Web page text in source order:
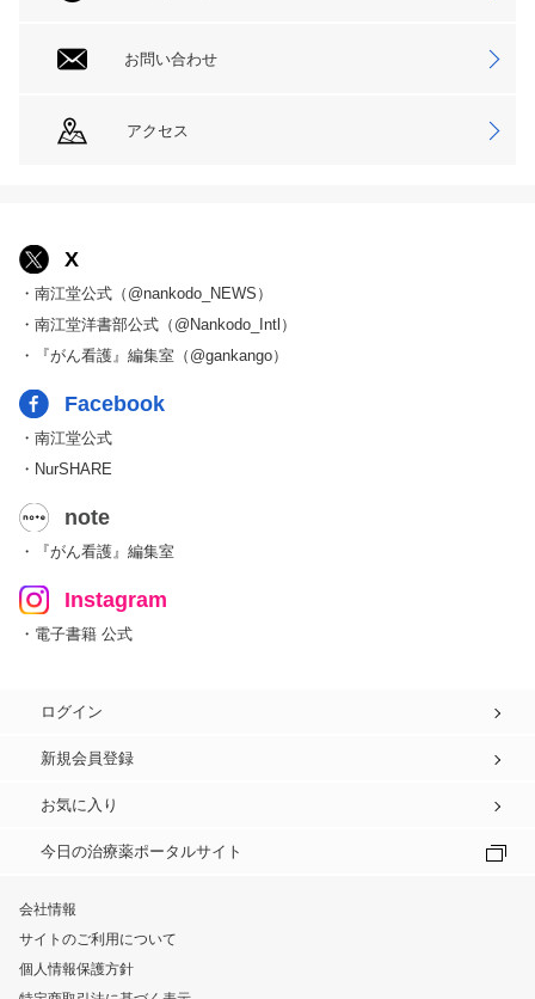
お問い合わせ
アクセス
X
・南江堂公式（@nankodo_NEWS）
・南江堂洋書部公式（@Nankodo_Intl）
・『がん看護』編集室（@gankango）
Facebook
・南江堂公式
・NurSHARE
note
・『がん看護』編集室
Instagram
・電子書籍 公式
ログイン
新規会員登録
お気に入り
今日の治療薬ポータルサイト
会社情報
サイトのご利用について
個人情報保護方針